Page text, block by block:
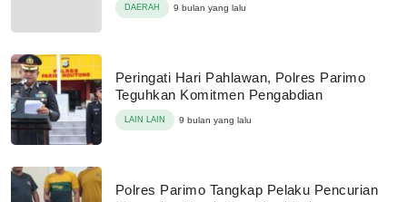
DAERAH 9 bulan yang lalu
Peringati Hari Pahlawan, Polres Parimo
Teguhkan Komitmen Pengabdian
LAIN LAIN 9 bulan yang lalu
Polres Parimo Tangkap Pelaku Pencurian